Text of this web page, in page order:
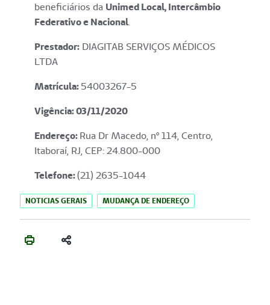
beneficiários da Unimed Local, Intercâmbio
Federativo e Nacional.
Prestador: DIAGITAB SERVIÇOS MÉDICOS
LTDA
Matrícula:54003267-5
Vigência: 03/11/2020
Endereço:Rua Dr Macedo, nº 114, Centro,
Itaboraí, RJ, CEP: 24.800-000
Telefone:(21) 2635-1044
NOTICIAS GERAIS MUDANÇA DE ENDEREÇO